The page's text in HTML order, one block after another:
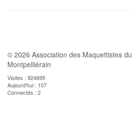
© 2026 Association des Maquettistes du
Montpelliérain
Visites : 924695
Aujourd'hui : 107
Connectés : 2